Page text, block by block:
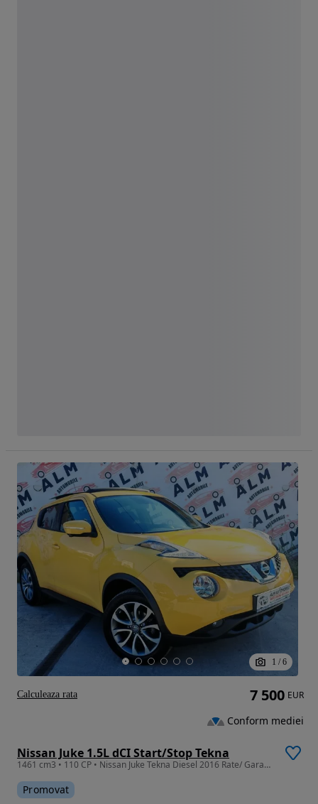
1 / 6
Nissan Juke 1.5L dCI Start/Stop Tekna
1461 cm3 • 110 CP • Nissan Juke Tekna Diesel 2016 Rate/ Garantie
Promovat
7 500 EUR
Conform mediei
Calculeaza rata